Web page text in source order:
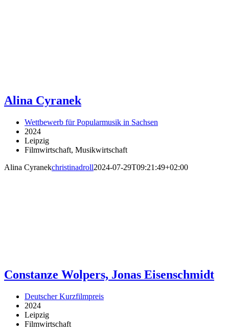
Alina Cyranek
Wettbewerb für Popularmusik in Sachsen
2024
Leipzig
Filmwirtschaft, Musikwirtschaft
Alina Cyranekchristinadroll2024-07-29T09:21:49+02:00
Constanze Wolpers, Jonas Eisenschmidt
Deutscher Kurzfilmpreis
2024
Leipzig
Filmwirtschaft